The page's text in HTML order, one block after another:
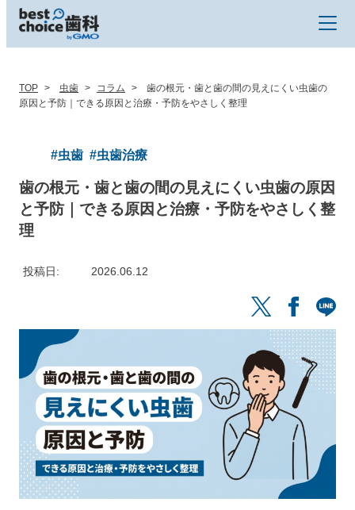
TOP 虫歯 コラム
歯の根元・歯と歯の間の見えにくい虫歯の
原因と予防｜できる原因と治療・予防をやさしく整理
#虫歯 #虫歯治療
歯の根元・歯と歯の間の見えにくい虫歯の原因
と予防｜できる原因と治療・予防をやさしく整
理
投稿日 2026.06.12